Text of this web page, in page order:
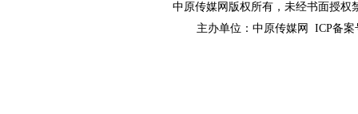
中原传媒网版权所有，未经书面授权
主办单位： 中原传媒网 ICP备案